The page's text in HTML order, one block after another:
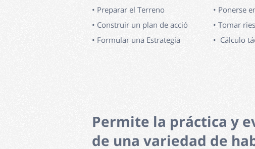
• Preparar el Terreno
• Construir un plan de acció
• Formular una Estrategia
• Ponerse
• Tomar
• Cálculo
Permite la práctica y
de una variedad de